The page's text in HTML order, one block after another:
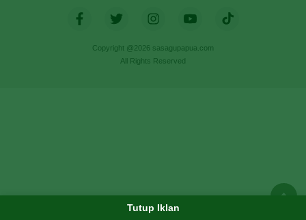
Copyright @2026 sasagupapua.com
All Rights Reserved
Tutup Iklan